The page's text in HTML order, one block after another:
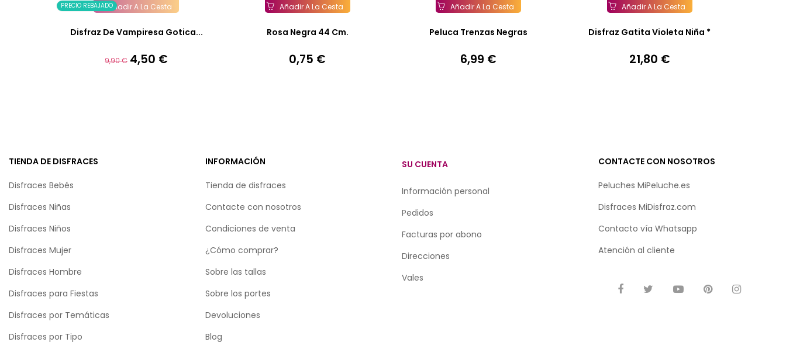
PRECIO REBAJADOAñadir A La Cesta
Disfraz De Vampiresa Gotica...
Precio
9,90 € Precio
4,50 €
Añadir A La Cesta
Rosa Negra 44 Cm.
Precio
0,75 €
Añadir A La Cesta
Peluca Trenzas Negras
Precio
6,99 €
Añadir A La Cesta
Disfraz Gatita Violeta Niña *
Precio
21,80 €
TIENDA DE DISFRACES
Disfraces Bebés
Disfraces Niñas
Disfraces Niños
Disfraces Mujer
Disfraces Hombre
Disfraces para Fiestas
Disfraces por Temáticas
Disfraces por Tipo
INFORMACIÓN
Tienda de disfraces
Contacte con nosotros
Condiciones de venta
¿Cómo comprar?
Sobre las tallas
Sobre los portes
Devoluciones
Blog
SU CUENTA
Información personal
Pedidos
Facturas por abono
Direcciones
Vales
CONTACTE CON NOSOTROS
Peluches MiPeluche.es
Disfraces MiDisfraz.com
Contacto vía Whatsapp
Atención al cliente